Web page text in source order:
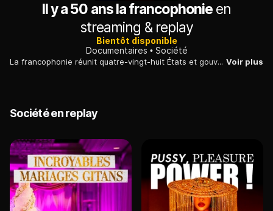
Il y a 50 ans la francophonie en
streaming & replay
Bientôt disponible
Documentaires
Société
La francophonie réunit quatre-vingt-huit États et gouvernements sur cinq continents, avec le français en partage. Voir plus
Société en replay